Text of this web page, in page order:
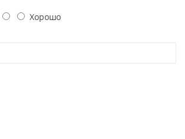
Хорошо